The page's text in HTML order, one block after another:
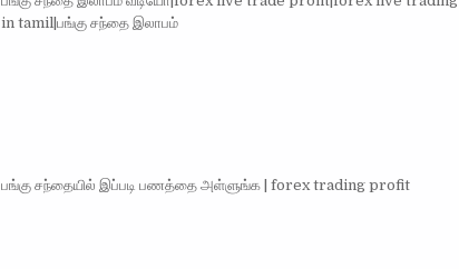
in tamil|பங்கு சந்தை இலாபம்
பங்கு சந்தையில் இப்படி பணத்தை அள்ளுங்க | forex trading profit